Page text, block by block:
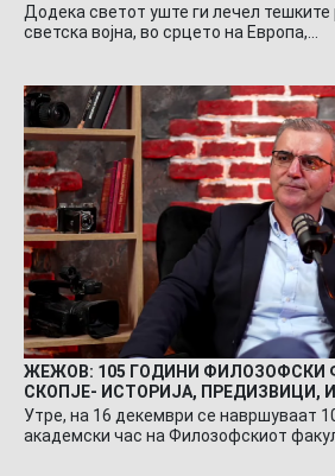
Додека светот уште ги лечел
светска војна, во срцето на Европа,…
ЖЕЖОВ: 105 ГОДИНИ ФИЛОЗОФСКИ
СКОПЈЕ- ИСТОРИЈА, ПРЕДИЗВИЦИ,
Утре, на 16 декември се навршуваат
академски час на Филозофскиот